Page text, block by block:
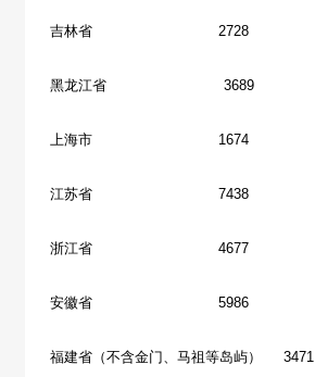
吉林省 2728
黑龙江省 3689
上海市 1674
江苏省 7438
浙江省 4677
安徽省 5986
福建省（不含金门、马祖等岛屿） 3471